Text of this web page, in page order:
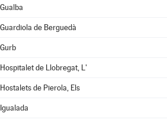
Gualba
Guardiola de Berguedà
Gurb
Hospitalet de Llobregat, L'
Hostalets de Pierola, Els
Igualada